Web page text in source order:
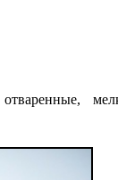
отваренные,